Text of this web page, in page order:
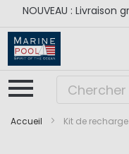
NOUVEAU :
Accueil Kit de